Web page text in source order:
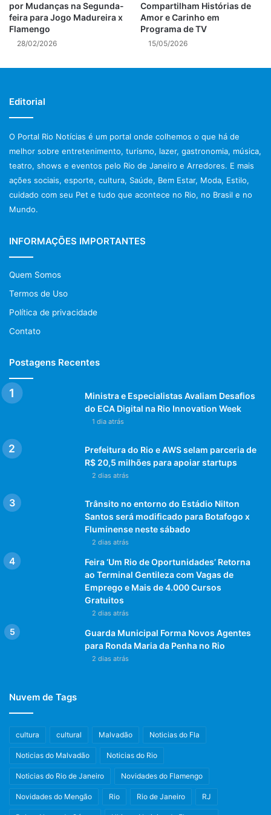
projeto. A segunda vai contemplar
duas escolas, uma vila olímpica,
com a instalação da piscina dos
Jogos de 2016, onde o nadador
americano Michael Phelps quebrou
um chuveirão a exemplo do que
anunciou a criação de uma escolinha de futebol, gerida por
pioneiras da Seleção Feminina de Futebol, como Rosilene
Motta, a Fanta.
O subprefeito da Zona Oeste, Diogo Borga, disse que era a
grande a expectativa da sociedade com o início das
atividades do Parque Oeste, principalmente depois da
inauguração do Parque de Realengo.
– O povo da Zona Oeste está feliz
da vida. Esse vai ser um parque do
dia a dia, não só do fim de semana.
teremos atividades durante a
semana e na segunda fase,
anos, vamos ter a história de
Parque Oeste. Já estamos ouvindo
os moradores resgatando a
felicidade, o orgulho, de dizer que
mora em Inhoaíba, por causa do
por Mudanças na Segunda-
feira para Jogo Madureira x
Flamengo
28/02/2026
Compartilham Histórias de
Amor e Carinho em
Programa de TV
15/05/2026
Editorial
O Portal Rio Notícias é um portal onde colhemos o que há de
melhor sobre entretenimento, turismo, lazer, gastronomia, música,
teatro, shows e eventos pelo Rio de Janeiro e Arredores. E mais
ações sociais, esporte, cultura, Saúde, Bem Estar, Moda, Estilo,
cuidado com seu Pet e tudo que acontece no Rio, no Brasil e no
Mundo.
INFORMAÇÕES IMPORTANTES
Quem Somos
Termos de Uso
Política de privacidade
Contato
Postagens Recentes
Ministra e Especialistas Avaliam Desafios
do ECA Digital na Rio Innovation Week
1 dia atrás
Prefeitura do Rio e AWS selam parceria de
R$ 20,5 milhões para apoiar startups
2 dias atrás
Trânsito no entorno do Estádio Nilton
Santos será modificado para Botafogo x
Fluminense neste sábado
2 dias atrás
Feira ‘Um Rio de Oportunidades’ Retorna
ao Terminal Gentileza com Vagas de
Emprego e Mais de 4.000 Cursos
Gratuitos
2 dias atrás
Guarda Municipal Forma Novos Agentes
para Ronda Maria da Penha no Rio
2 dias atrás
Nuvem de Tags
cultura cultural Malvadão Noticias do Fla
Noticias do Malvadão Noticias do Rio
Noticias do Rio de Janeiro Novidades do Flamengo
Novidades do Mengão Rio Rio de Janeiro RJ